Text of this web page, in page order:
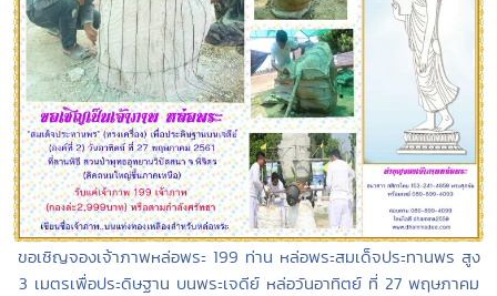
ขอเชิญจองเจ้าภาพหล่อพระ 199 ท่าน หล่อพระสมเด็จประทานพร สูง
3 เมตรเพื่อประดิษฐาน บนพระเจดีย์ หล่อวันอาทิตย์ ที่ 27 พฤษภาคม